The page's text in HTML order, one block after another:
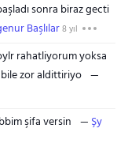
sonra biraz gecti
Başlılar8 yıl
rahatliyorum yoksa
bile zor aldittiriyo
şifa versin
Şy